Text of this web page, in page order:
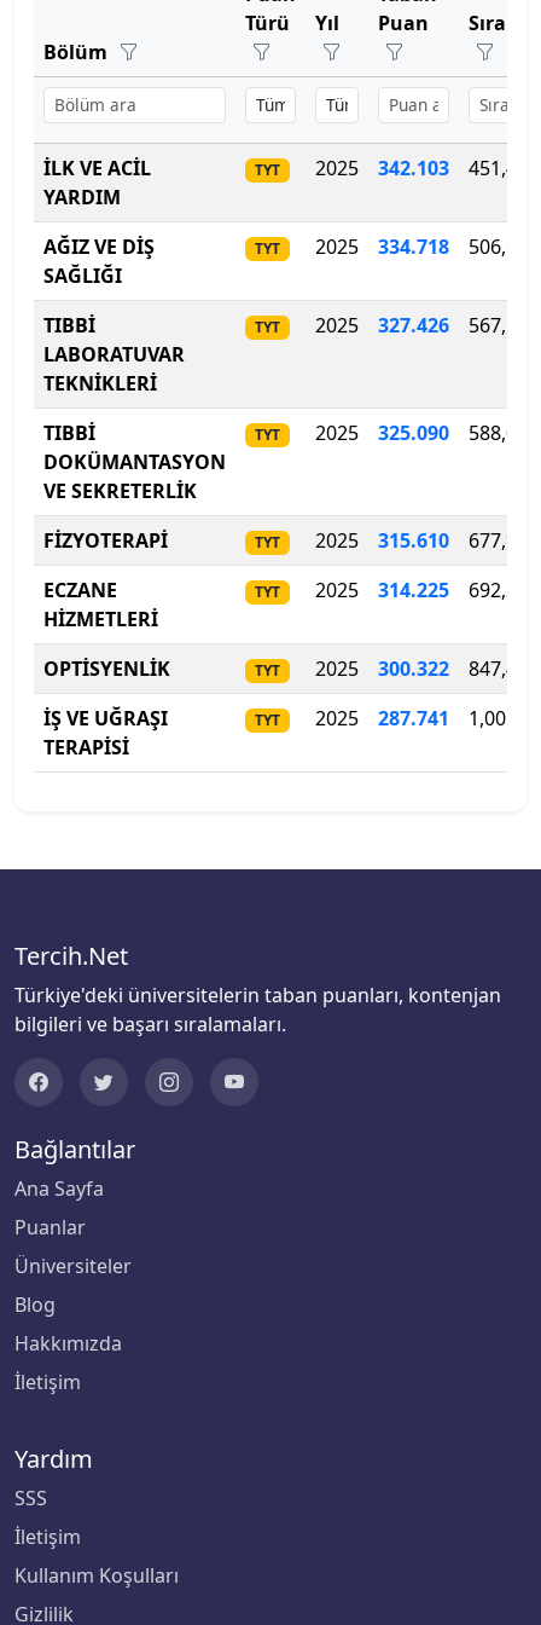
Başkent Üniversitesi
Başkent Üniversitesi
Başkent Üniversitesi
Batman Üniversitesi
Bayburt Üniversitesi
Beykoz Üniversitesi
Bezm-İ Alem Vakıf Üniversitesi
Bilecik Şeyh Edebali Üniversitesi
Bingöl Üniversitesi
Biruni Üniversitesi
Bitlis Eren Üniversitesi
Boğaziçi Üniversitesi
Bolu Abant İzzet Baysal Üniversitesi
Bursa Uludağ Üniversitesi
Çağ Üniversitesi
Çanakkale Onsekiz Mart Üniversitesi
Çankırı Karatekin Üniversitesi
Dokuz Eylül Üniversitesi
Düzce Üniversitesi
Bölüm
Türü
Yıl
Puan
İLK VE ACİL
YARDIM
TYT 2025 342.103 451,400
AĞIZ VE DİŞ
SAĞLIĞI
TYT 2025 334.718 506,600
TIBBİ
LABORATUVAR
TEKNİKLERİ
TYT 2025 327.426 567,100
TIBBİ
DOKÜMANTASYON
VE SEKRETERLİK
TYT 2025 325.090 588,000
FİZYOTERAPİ TYT 2025 315.610
677,900
ECZANE
HİZMETLERİ
TYT 2025 314.225 692,200
OPTİSYENLİK TYT 2025 300.322
847,400
İŞ VE UĞRAŞI
TERAPİSİ
TYT 2025 287.741
Tercih.Net
Türkiye'deki üniversitelerin taban puanları, kontenjan
bilgileri ve başarı sıralamaları.
Bağlantılar
Ana Sayfa
Puanlar
Üniversiteler
Blog
Hakkımızda
İletişim
Yardım
SSS
İletişim
Kullanım Koşulları
Gizlilik